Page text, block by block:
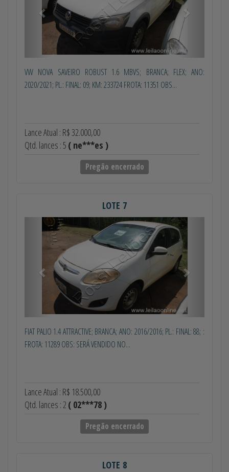
VW NOVA SAVEIRO ROBUST 1.6 MBVS; BRANCA; FLEX; ANO:
2020/2021; PL.: FINAL: 09; KM: 233724 FROTA: 11351 OBS...
Lance Atual : R$ 32.000,00
Qtd. lances : 5 ( ne***es )
Pregão encerrado
LOTE 7
Anterior
FIAT PALIO 1.4 ATTRACTIVE; BRANCA; ANO: 2016/2016; PL.: FINAL: 88; :
FROTA: 11289 OBS: SERÁ VENDIDO NO...
Lance Atual : R$ 18.500,00
Qtd. lances : 2 ( 02***78 )
Pregão encerrado
LOTE 8